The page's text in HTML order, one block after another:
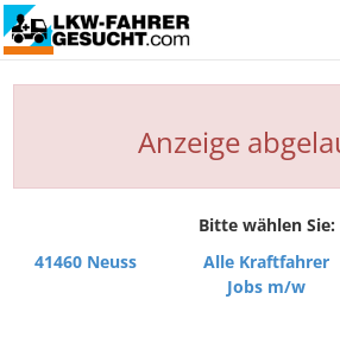
Anzeige
Bitte wählen Sie:
41460 Neuss
Alle Kraftfahrer
Jobs m/w